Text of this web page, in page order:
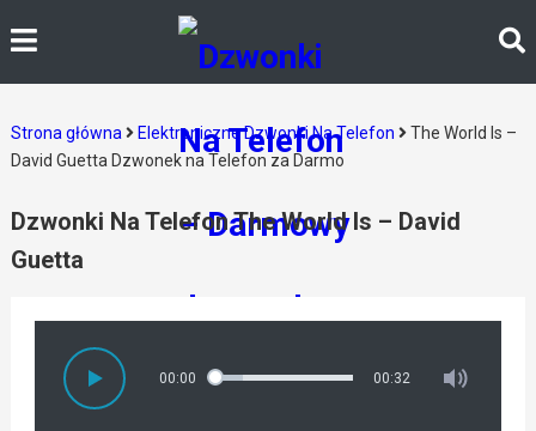
Strona główna Elektroniczne Dzwonki Na Telefon
The World Is –
David Guetta Dzwonek na Telefon za Darmo
Dzwonki Na Telefon The World Is – David
Guetta
00:00 00:32